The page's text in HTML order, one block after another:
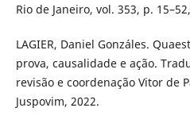
Rio de Janeiro, vol. 353, p.
LAGIER, Daniel Gonzáles.
prova, causalidade e ação.
revisão e coordenação Vitor de
Juspovim, 2022.